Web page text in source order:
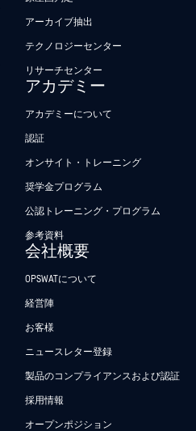
アーカイブ抽出
テクノロジーセンター
リサーチセンター
アカデミー
アカデミーについて
認証
オンサイト・トレーニング
奨学金プログラム
公認トレーニング・プログラム
参考資料
会社概要
OPSWATについて
経営陣
お客様
ニュースレター登録
製品のコンプライアンスおよび認証
採用情報
オープンポジション